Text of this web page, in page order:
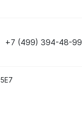
+7 (499) 394-48-99